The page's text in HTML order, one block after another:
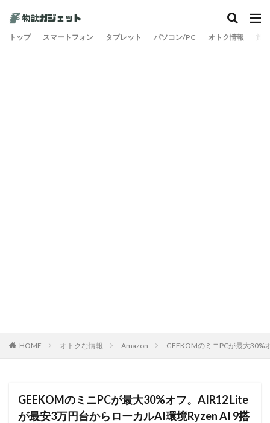
トップ スマートフォン タブレット パソコン/PC オトク情報 旅
HOME オトクな情報 Amazon GEEKOMのミニPCが最大30%
GEEKOMのミニPCが最大30%オフ。AIR12 Lite
が最安3万円台からローカルAI環境Ryzen AI 9搭